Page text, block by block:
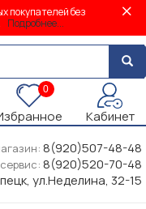
покупателей без
Подробнее...
0
Кабинет
8(920)507-48-48
сервис: 8(920)520-70-48
ул.Неделина, 32-15